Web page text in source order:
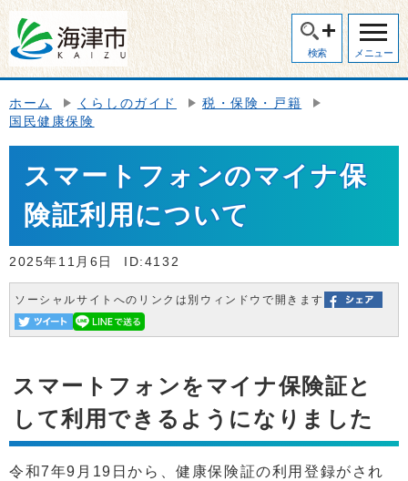
検索 メニュー
ホーム くらしのガイド
税・保険・戸籍
国民健康保険
スマートフォンのマイナ保
険証利用について
2025年11月6日 ID:4132
ソーシャルサイトへのリンクは別ウィンドウで開きます
スマートフォンをマイナ保険証と
して利用できるようになりました
令和7年9月19日から、健康保険証の利用登録がされ